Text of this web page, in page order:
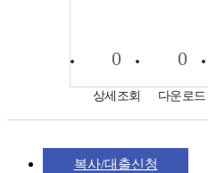
0
상세조회
0
다운로드
복사/대출신청